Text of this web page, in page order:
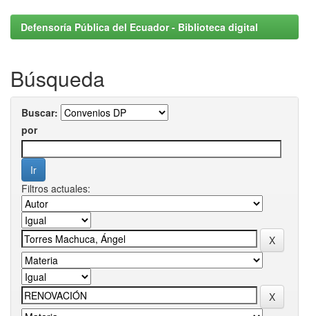
Defensoría Pública del Ecuador - Biblioteca digital
Búsqueda
Buscar:
por
Filtros actuales: